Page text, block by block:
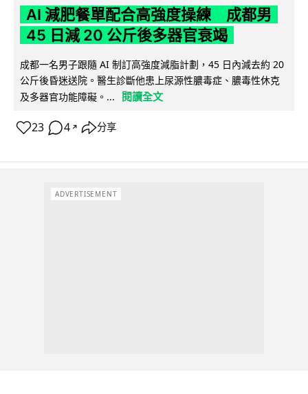
AI 減肥餐單配合高強度操練 成都男
45 日減 20 公斤後多器官衰竭
成都一名男子跟隨 AI 制訂高強度減脂計劃，45 日內減去約 20
公斤後昏迷送院。醫生診斷他患上尿源性膿毒症、膿毒性休克
及多器官功能障礙。...
閱讀全文
23 4 ↗ 分享
ADVERTISEMENT